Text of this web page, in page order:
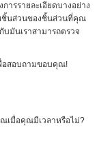
ารรายละเอียดบางอย่าง
ขชิ้นส่วนของชิ้นส่วนที่คุณ
มันเราสามารถตรวจ
อสอบถามขอบคุณ!
เมื่อคุณมีเวลาหรือไม่?